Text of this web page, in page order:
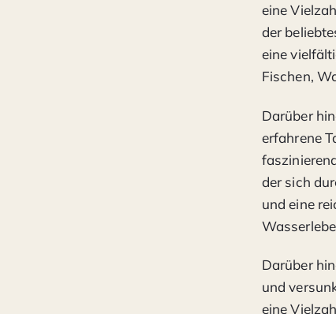
eine
der
eine
Fischen,
Darüber
erfahrene
der sich
und eine
Darüber
und
eine